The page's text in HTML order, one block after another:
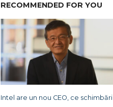
RECOMMENDED FOR YOU
Intel are un nou CEO, ce schimbări